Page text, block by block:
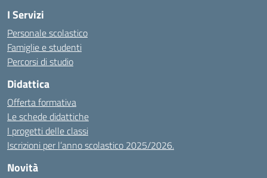
I Servizi
Personale scolastico
Famiglie e studenti
Percorsi di studio
Didattica
Offerta formativa
Le schede didattiche
I progetti delle classi
Iscrizioni per l’anno scolastico 2025/2026.
Novità